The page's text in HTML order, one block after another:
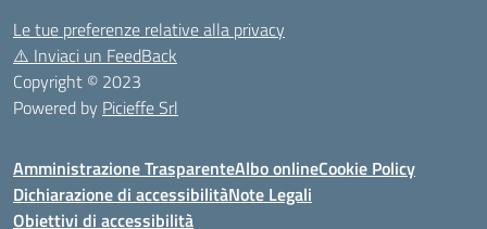
Le tue preferenze relative alla privacy
⚠️ Inviaci un FeedBack
Copyright © 2023
Powered by Picieffe Srl
Amministrazione TrasparenteAlbo onlineCookie Policy
Dichiarazione di accessibilitàNote Legali
Obiettivi di accessibilità